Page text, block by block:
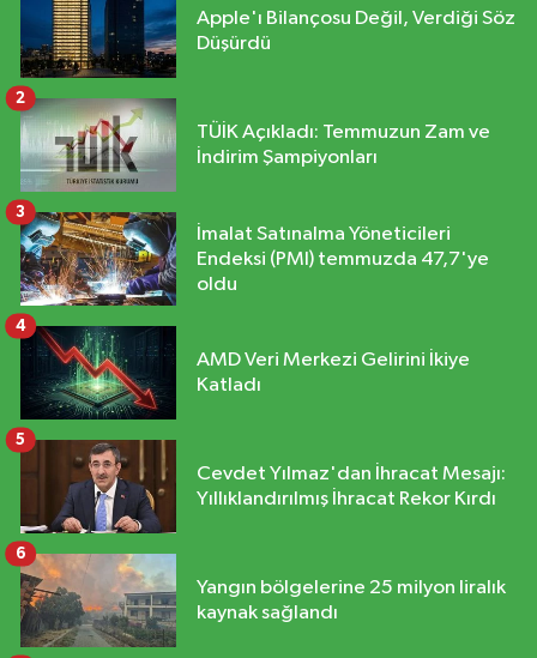
Apple'ı Bilançosu Değil, Verdiği Söz
Düşürdü
TÜİK Açıkladı: Temmuzun Zam ve
İndirim Şampiyonları
2
İmalat Satınalma Yöneticileri
Endeksi (PMI) temmuzda 47,7'ye
oldu
3
AMD Veri Merkezi Gelirini İkiye
Katladı
4
Cevdet Yılmaz'dan İhracat Mesajı:
Yıllıklandırılmış İhracat Rekor Kırdı
5
Yangın bölgelerine 25 milyon liralık
kaynak sağlandı
6